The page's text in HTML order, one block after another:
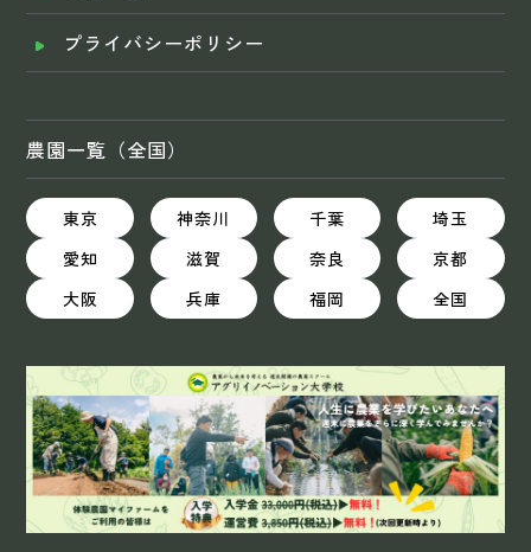
プライバシーポリシー
農園一覧（全国）
東京 神奈川 千葉
埼玉
愛知
滋賀 奈良
京都
大阪
兵庫 福岡 全国